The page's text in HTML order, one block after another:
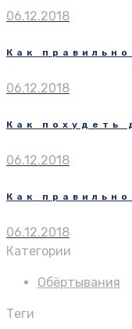
06.12.2018
Как
06.12.2018
Как похудеть
06.12.2018
Как
06.12.2018
Категории
Обёртывания
Теги